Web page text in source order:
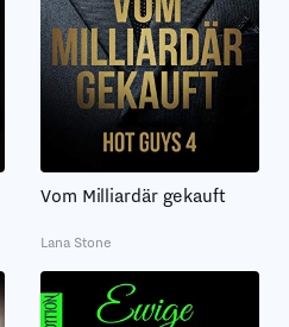
Vom Milliardär gekauft
Lana Stone